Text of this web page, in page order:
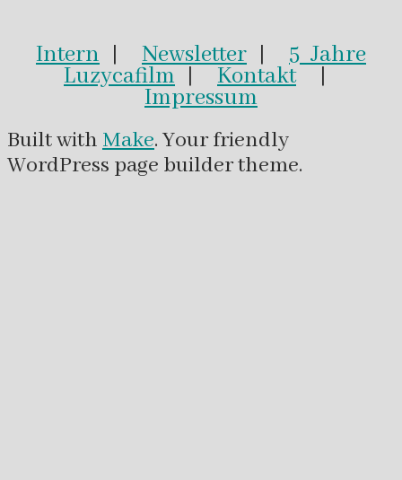
Intern | Newsletter | 5 Jahre
Luzycafilm | Kontakt|
Impressum
Built with Make. Your friendly
WordPress page builder theme.